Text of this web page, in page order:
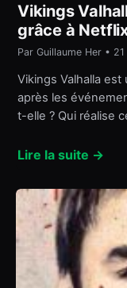
Vikings
grâce à
Par Guillaume Her •
Vikings Valhalla
après les
t-elle ? Qui réalise
Lire la suite →